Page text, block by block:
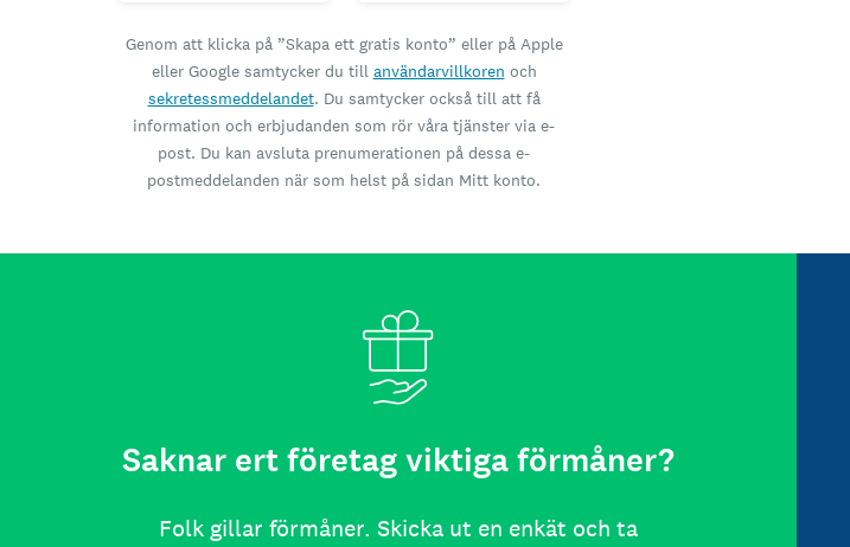
Genom att klicka på ”Skapa ett gratis konto” eller på Apple
eller Google samtycker du till användarvillkoren och
sekretessmeddelandet. Du samtycker också till att få
information och erbjudanden som rör våra tjänster via e-
post. Du kan avsluta prenumerationen på dessa e-
postmeddelanden när som helst på sidan Mitt konto.
Saknar ert företag viktiga förmåner?
Folk gillar förmåner. Skicka ut en enkät och ta